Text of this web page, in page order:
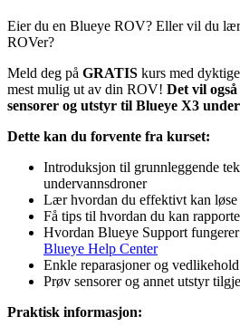
Eier du en Blueye ROV? Eller vil du
ROVer?
Meld deg på GRATIS kurs med
mest mulig ut av din ROV! Det vil
sensorer og utstyr til Blueye X3
Dette kan du forvente fra kurset:
Introduksjon til grunnleggende
undervannsdroner
Lær hvordan du effektivt kan løse
Få tips til hvordan du kan
Hvordan Blueye Support
Blueye Help Center
Enkle reparasjoner og vedlikehold
Prøv sensorer og annet utstyr
Praktisk informasjon: